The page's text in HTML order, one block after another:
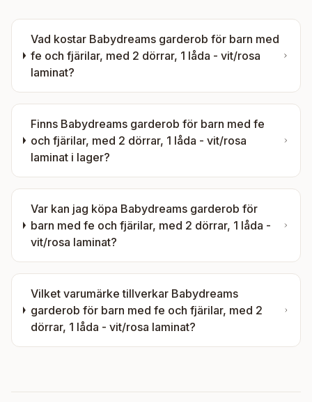
Vad kostar Babydreams garderob för barn med
fe och fjärilar, med 2 dörrar, 1 låda - vit/rosa
laminat?
Finns Babydreams garderob för barn med fe
och fjärilar, med 2 dörrar, 1 låda - vit/rosa
laminat i lager?
Var kan jag köpa Babydreams garderob för
barn med fe och fjärilar, med 2 dörrar, 1 låda -
vit/rosa laminat?
Vilket varumärke tillverkar Babydreams
garderob för barn med fe och fjärilar, med 2
dörrar, 1 låda - vit/rosa laminat?